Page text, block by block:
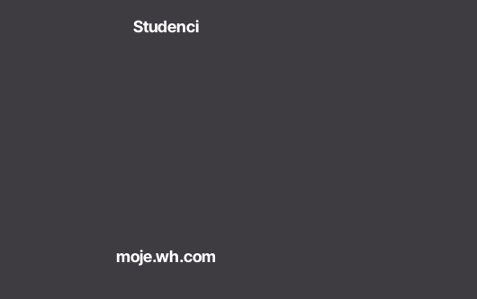
Studenci
moje.wh.com